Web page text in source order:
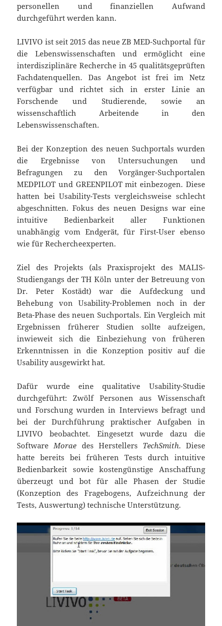
personellen und finanziellen Aufwand
durchgeführt werden kann.
LIVIVO ist seit 2015 das neue ZB MED-Suchportal für
die Lebenswissenschaften und ermöglicht eine
interdisziplinäre Recherche in 45 qualitätsgeprüften
Fachdatenquellen. Das Angebot ist frei im Netz
verfügbar und richtet sich in erster Linie an
Forschende und Studierende, sowie an
wissenschaftlich Arbeitende in den
Lebenswissenschaften.
Bei der Konzeption des neuen Suchportals wurden
die Ergebnisse von Untersuchungen und
Befragungen zu den Vorgänger-Suchportalen
MEDPILOT und GREENPILOT mit einbezogen. Diese
hatten bei Usability-Tests vergleichsweise schlecht
abgeschnitten. Fokus des neuen Designs war eine
intuitive Bedienbarkeit aller Funktionen
unabhängig vom Endgerät, für First-User ebenso
wie für Rechercheexperten.
Ziel des Projekts (als Praxisprojekt des MALIS-
Studiengangs der TH Köln unter der Betreuung von
Dr. Peter Kostädt) war die Aufdeckung und
Behebung von Usability-Problemen noch in der
Beta-Phase des neuen Suchportals. Ein Vergleich mit
Ergebnissen früherer Studien sollte aufzeigen,
inwieweit sich die Einbeziehung von früheren
Erkenntnissen in die Konzeption positiv auf die
Usability ausgewirkt hat.
Dafür wurde eine qualitative Usability-Studie
durchgeführt: Zwölf Personen aus Wissenschaft
und Forschung wurden in Interviews befragt und
bei der Durchführung praktischer Aufgaben in
LIVIVO beobachtet. Eingesetzt wurde dazu die
SoftwareMorae des Herstellers TechSmith. Diese
hatte bereits bei früheren Tests durch intuitive
Bedienbarkeit sowie kostengünstige Anschaffung
überzeugt und bot für alle Phasen der Studie
(Konzeption des Fragebogens, Aufzeichnung der
Tests, Auswertung) technische Unterstützung.